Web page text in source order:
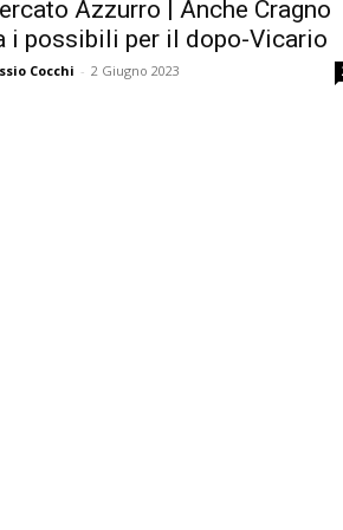
Azzurro | Anche Cragno
i possibili per il dopo-Vicario
Cocchi - 2 Giugno 2023